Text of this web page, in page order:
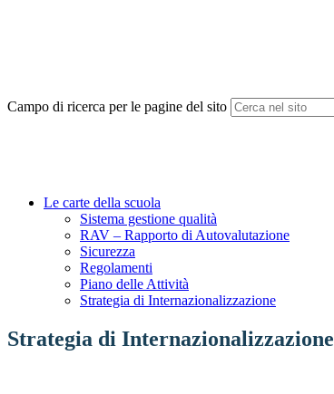
Campo di ricerca per le pagine del sito
Le carte della scuola
Sistema gestione qualità
RAV – Rapporto di Autovalutazione
Sicurezza
Regolamenti
Piano delle Attività
Strategia di Internazionalizzazione
Strategia di Internazionalizzazione